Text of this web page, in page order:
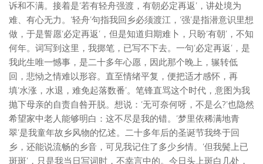
诉和不满。接着是‘若有轻舟强渡，有朝必定再返’，讲处境为
难、有心无力。‘轻舟’句指我回乡必须渡江，‘强’是指潜意识里想
做，于是誓愿‘必定再返’，但是知道归期难卜，只盼‘有朝’，不知
何年。词写到这里，我掷笔，已写不下去。一句‘必定再返’，是
我此生唯一憾事，是二十多年心愿，因此那个晚上，辗转低
回，悲恸之情难以形容。直至情绪平复，便把适才感怀，再
填‘水涨，水退，难免起落数番’。笔锋直骂这个时代，意图为我
抛下母亲的自责自咎开脱。想说：‘无可奈何呀，不是么?’也隐然
希望家中老人能够明白：这不尽是我的错。‘梦里依稀满地青
翠’是我童年故乡风物的忆述。二十多年后的圣诞节我终于回
乡，还能说流畅的乡音，可见我记住了多少乡情。‘但我鬓上已
斑斑’，只是我当日写词时，不幸言中的。今日头上斑白几处，